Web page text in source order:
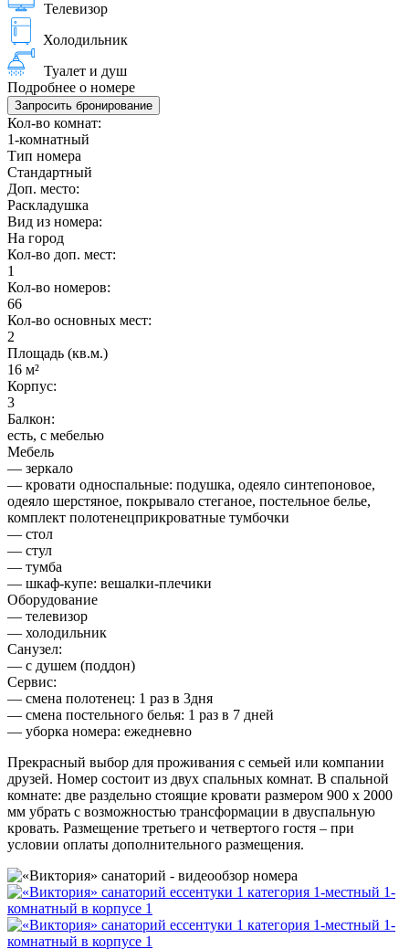
Телевизор
Холодильник
Туалет и душ
Подробнее о номере
Запросить бронирование
Кол-во комнат:
1-комнатный
Тип номера
Стандартный
Доп. место:
Раскладушка
Вид из номера:
На город
Кол-во доп. мест:
1
Кол-во номеров:
66
Кол-во основных мест:
2
Площадь (кв.м.)
16 м²
Корпус:
3
Балкон:
есть, с мебелью
Мебель
— зеркало
— кровати односпальные: подушка, одеяло синтепоновое,
одеяло шерстяное, покрывало стеганое, постельное белье,
комплект полотенецприкроватные тумбочки
— стол
— стул
— тумба
— шкаф-купе: вешалки-плечики
Оборудование
— телевизор
— холодильник
Санузел:
— с душем (поддон)
Сервис:
— смена полотенец: 1 раз в 3дня
— смена постельного белья: 1 раз в 7 дней
— уборка номера: ежедневно
Прекрасный выбор для проживания с семьей или компании
друзей. Номер состоит из двух спальных комнат. В спальной
комнате: две раздельно стоящие кровати размером 900 х 2000
мм убрать с возможностью трансформации в двуспальную
кровать. Размещение третьего и четвертого гостя – при
условии оплаты дополнительного размещения.